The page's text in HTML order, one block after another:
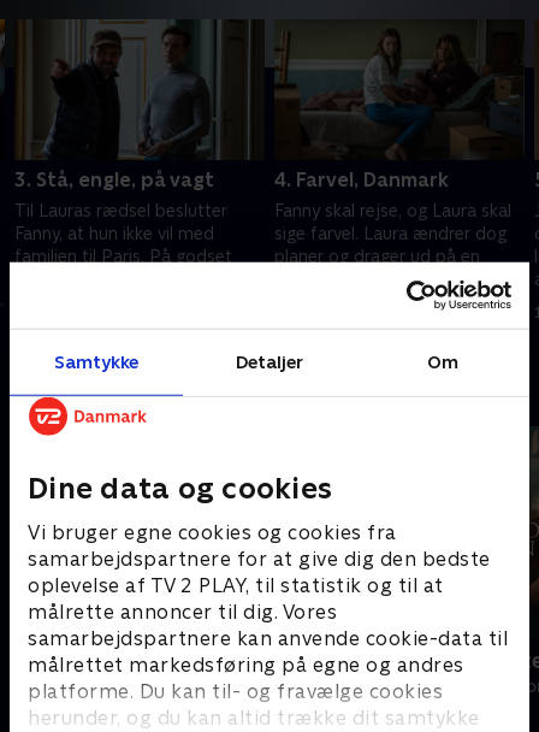
Samtykke Detaljer Om
Dine data og cookies
Vi bruger egne cookies og cookies fra
samarbejdspartnere for at give dig den bedste
oplevelse af TV 2 PLAY, til statistik og til at
målrette annoncer til dig. Vores
samarbejdspartnere kan anvende cookie-data til
målrettet markedsføring på egne og andres
platforme. Du kan til- og fravælge cookies
herunder, og du kan altid trække dit samtykke
3. Stå, engle, på vagt
Til Lauras rædsel beslutter
Fanny, at hun ikke vil med
familien til Paris. På godset
Peter
4. Farvel, Danmark
Fanny skal rejse, og Laura skal
sige farvel. Laura ændrer dog
planer og drager ud på en
farefuld færd. Nikolaj og
Henrik rammes af en
forfærdelig mistanke
10. november 2024 • 50 min
Andre så også
Overleverne
Drama • 1 sæsoner
Den gode
Drama • 1